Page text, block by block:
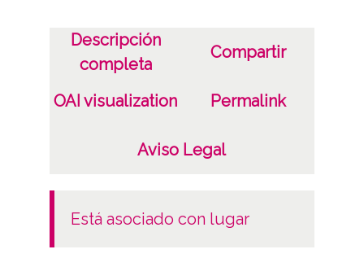
Descripción
completa
Compartir
OAI visualization Permalink
Aviso Legal
está asociado con lugar